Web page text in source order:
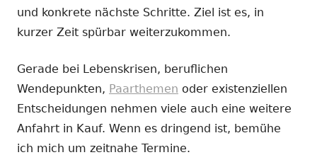
und konkrete nächste Schritte. Ziel ist es, in
kurzer Zeit spürbar weiterzukommen.
Gerade bei Lebenskrisen, beruflichen
Wendepunkten, Paarthemen oder existenziellen
Entscheidungen nehmen viele auch eine weitere
Anfahrt in Kauf. Wenn es dringend ist, bemühe
ich mich um zeitnahe Termine.